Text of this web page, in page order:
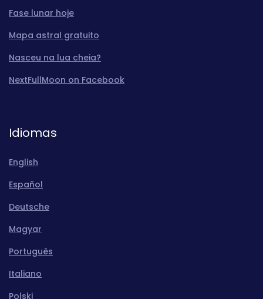
Fase lunar hoje
Mapa astral gratuito
Nasceu na lua cheia?
NextFullMoon on Facebook
Idiomas
English
Español
Deutsche
Magyar
Português
Italiano
Polski